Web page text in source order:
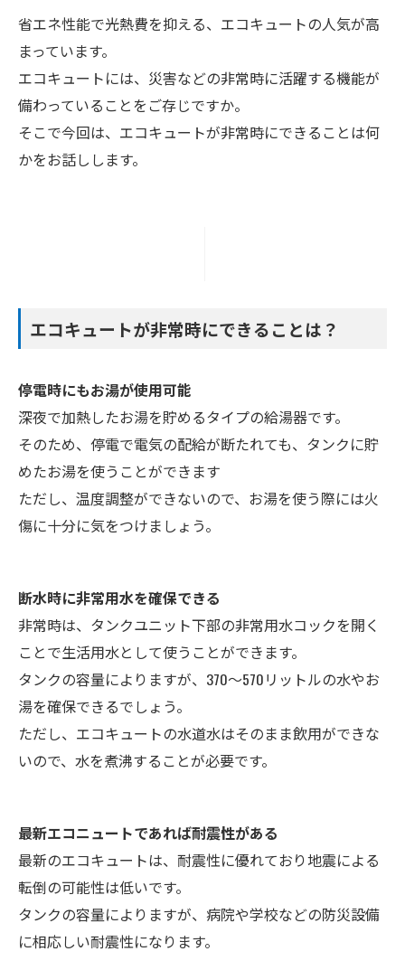
省エネ性能で光熱費を抑える、エコキュートの人気が高
まっています。
エコキュートには、災害などの非常時に活躍する機能が
備わっていることをご存じですか。
そこで今回は、エコキュートが非常時にできることは何
かをお話しします。
エコキュートが非常時にできることは？
停電時にもお湯が使用可能
深夜で加熱したお湯を貯めるタイプの給湯器です。
そのため、停電で電気の配給が断たれても、タンクに貯
めたお湯を使うことができます
ただし、温度調整ができないので、お湯を使う際には火
傷に十分に気をつけましょう。
断水時に非常用水を確保できる
非常時は、タンクユニット下部の非常用水コックを開く
ことで生活用水として使うことができます。
タンクの容量によりますが、370～570リットルの水やお
湯を確保できるでしょう。
ただし、エコキュートの水道水はそのまま飲用ができな
いので、水を煮沸することが必要です。
最新エコニュートであれば耐震性がある
最新のエコキュートは、耐震性に優れており地震による
転倒の可能性は低いです。
タンクの容量によりますが、病院や学校などの防災設備
に相応しい耐震性になります。